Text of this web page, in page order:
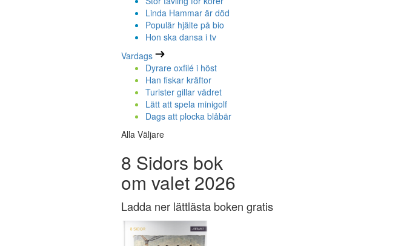
Linda Hammar är död
Populär hjälte på bio
Hon ska dansa i tv
Vardags
Dyrare oxfilé i höst
Han fiskar kräftor
Turister gillar vädret
Lätt att spela minigolf
Dags att plocka blåbär
Alla Väljare
8 Sidors bok
om valet 2026
Ladda ner lättlästa boken gratis